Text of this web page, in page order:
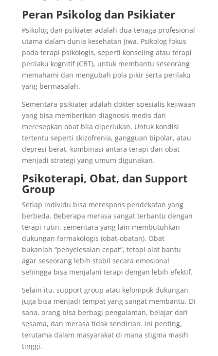
Peran Psikolog dan Psikiater
Psikolog dan psikiater adalah dua tenaga profesional
utama dalam dunia kesehatan jiwa. Psikolog fokus
pada terapi psikologis, seperti konseling atau terapi
perilaku kognitif (CBT), untuk membantu seseorang
memahami dan mengubah pola pikir serta perilaku
yang bermasalah.
Sementara psikiater adalah dokter spesialis kejiwaan
yang bisa memberikan diagnosis medis dan
meresepkan obat bila diperlukan. Untuk kondisi
tertentu seperti skizofrenia, gangguan bipolar, atau
depresi berat, kombinasi antara terapi dan obat
menjadi strategi yang umum digunakan.
Psikoterapi, Obat, dan Support
Group
Setiap individu bisa merespons pendekatan yang
berbeda. Beberapa merasa sangat terbantu dengan
terapi rutin, sementara yang lain membutuhkan
dukungan farmakologis (obat-obatan). Obat
bukanlah “penyelesaian cepat”, tetapi alat bantu
agar seseorang lebih stabil secara emosional
sehingga bisa menjalani terapi dengan lebih efektif.
Selain itu, support group atau kelompok dukungan
juga bisa menjadi tempat yang sangat membantu. Di
sana, orang bisa berbagi pengalaman, belajar dari
sesama, dan merasa tidak sendirian. Ini penting,
terutama dalam masyarakat di mana stigma masih
tinggi.